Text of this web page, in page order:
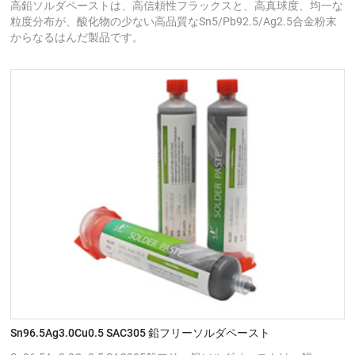
高鉛ソルダペーストは、高信頼性フラックスと、高真球度、均一な
粒度分布が、酸化物の少ない高品質なSn5/Pb92.5/Ag2.5合金粉末
からなるはんだ製品です。
Sn96.5Ag3.0Cu0.5 SAC305 鉛フリーソルダペースト